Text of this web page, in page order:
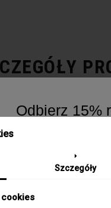
Kolekcja / Linia 230
Kolor Srebrny
Materiał
Szczegóły
Odbierz 15%
Zapisz się do
naszych promocjach